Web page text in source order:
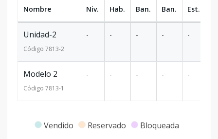
Nombre Niv. Hab. Ban.
Ban.
Est.
Unidad-2
Código 7813-2
- - - - -
Modelo 2
Código 7813-1
- - - - -
Vendido Reservado Bloqueada